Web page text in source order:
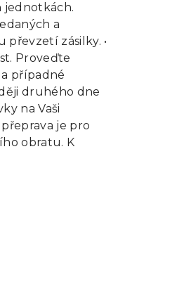
jednotkách.
a
zásilky. •
Proveďte
případné
druhého dne
na Vaši
je pro
obratu. K